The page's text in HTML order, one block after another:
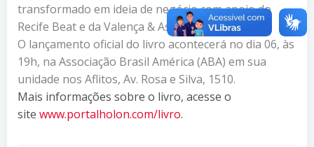
transformado em ideia de negócio com apoio do
Recife Beat e da Valença & Associados.
O lançamento oficial do livro acontecerá no dia 06, às
19h, na Associação Brasil América (ABA) em sua
unidade nos Aflitos, Av. Rosa e Silva, 1510.
Mais informações sobre o livro, acesse o
site www.portalholon.com/livro.